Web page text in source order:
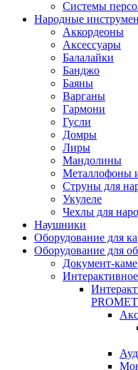
Системы
Народные
Аккордеоны
Аксессуары
Балалайки
Банджо
Баяны
Варганы
Гармони
Гусли
Домры
Лиры
Мандолины
Металлофоны
Струны для
Укулеле
Чехлы для
Наушники
Оборудование для
Оборудование для
Документ-